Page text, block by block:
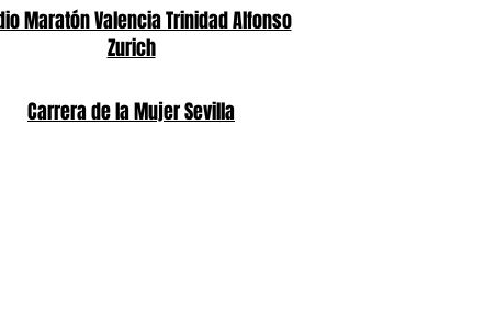
Maratón Valencia Trinidad Alfonso
Zurich
Carrera de la Mujer Sevilla